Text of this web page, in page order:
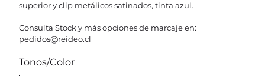
superior y clip metálicos satinados, tinta azul.
Consulta Stock y más opciones de marcaje en:
pedidos@reideo.cl
Tonos/Color